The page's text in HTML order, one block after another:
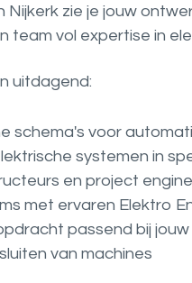
Nijkerk zie je jouw
team vol expertise in
uitdagend:
schema's voor
systemen in
en project
met ervaren Elektro
passend bij jouw
van machines